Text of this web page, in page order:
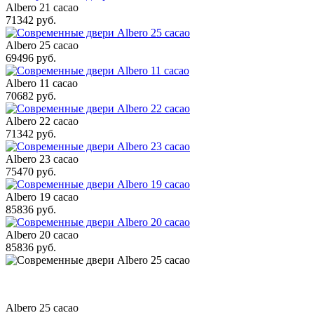
Albero 21 cacao
71342 руб.
Albero 25 cacao
69496 руб.
Albero 11 cacao
70682 руб.
Albero 22 cacao
71342 руб.
Albero 23 cacao
75470 руб.
Albero 19 cacao
85836 руб.
Albero 20 cacao
85836 руб.
Albero 25 cacao